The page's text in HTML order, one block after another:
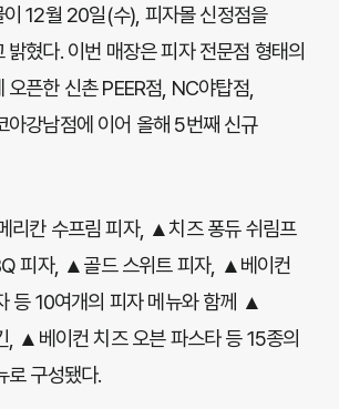
12월 20일(수), 피자몰 신정점을
혔다. 이번 매장은 피자 전문점 형태의
오픈한 신촌 PEER점, NC야탑점,
아강남점에 이어 올해 5번째 신규
리칸 수프림 피자, ▲치즈 퐁듀 쉬림프
피자, ▲골드 스위트 피자, ▲베이컨
등 10여개의 피자 메뉴와 함께 ▲
, ▲베이컨 치즈 오븐 파스타 등 15종의
로 구성됐다.